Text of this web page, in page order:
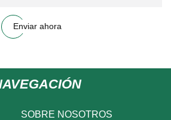
Enviar ahora
SOBRE NOSOTROS